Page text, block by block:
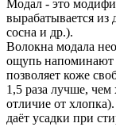
Модал - это
вырабатывается из
сосна и др.).
Волокна модала
ощупь напоминают
позволяет коже
1,5 раза лучше,
отличие от
даёт усадки при